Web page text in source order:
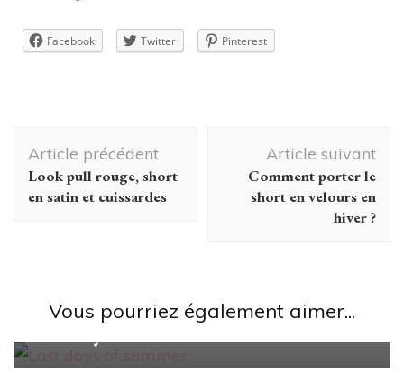
Facebook Twitter Pinterest
Navigation
d'article
Article précédent
Look pull rouge, short
en satin et cuissardes
Article suivant
Comment porter le
short en velours en
hiver ?
Vous pourriez également aimer...
Looks/Conseils
Last days of summer
Mes conseils pour porter de la